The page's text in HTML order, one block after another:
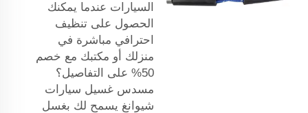
السيارات عندما يمكنك
الحصول على تنظيف
احترافي مباشرة في
منزلك أو مكتبك مع خصم
50% على التفاصيل؟
مسدس غسيل سيارات
شيوانغ يسمح لك بغسل